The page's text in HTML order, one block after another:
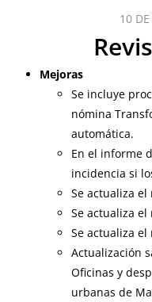
10
Mejoras
Se incluye
nómina
automática.
En el informe
incidencia si
Se actualiza el
Se actualiza el
Se actualiza el
Actualización
Oficinas y
urbanas de